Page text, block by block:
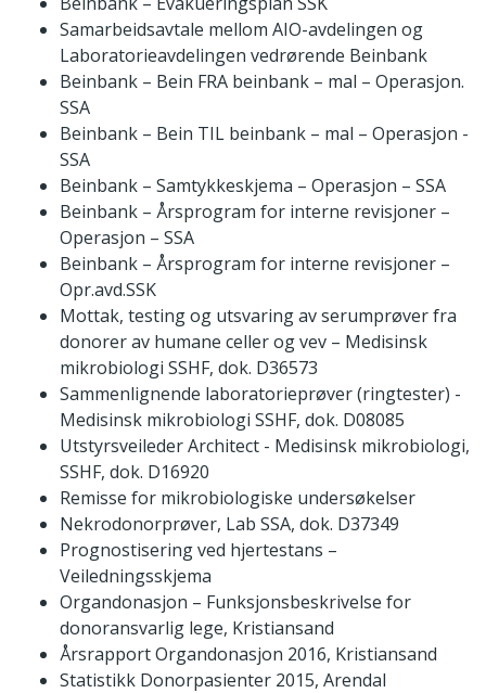
Samarbeidsavtale mellom AIO-avdelingen og
Laboratorieavdelingen vedrørende Beinbank
Beinbank – Bein FRA beinbank – mal – Operasjon.
SSA
Beinbank – Bein TIL beinbank – mal – Operasjon -
SSA
Beinbank – Samtykkeskjema – Operasjon – SSA
Beinbank – Årsprogram for interne revisjoner –
Operasjon – SSA
Beinbank – Årsprogram for interne revisjoner –
Opr.avd.SSK
Mottak, testing og utsvaring av serumprøver fra
donorer av humane celler og vev – Medisinsk
mikrobiologi SSHF, dok. D36573
Sammenlignende laboratorieprøver (ringtester) -
Medisinsk mikrobiologi SSHF, dok. D08085
Utstyrsveileder Architect - Medisinsk mikrobiologi,
SSHF, dok. D16920
Remisse for mikrobiologiske undersøkelser
Nekrodonorprøver, Lab SSA, dok. D37349
Prognostisering ved hjertestans –
Veiledningsskjema
Organdonasjon – Funksjonsbeskrivelse for
donoransvarlig lege, Kristiansand
Årsrapport Organdonasjon 2016, Kristiansand
Statistikk Donorpasienter 2015, Arendal